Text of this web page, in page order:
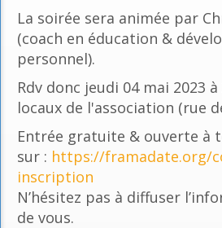
La soirée sera animée par
(coach en éducation &
personnel).
Rdv donc jeudi 04 mai 2023
locaux de l'association (rue
Entrée gratuite & ouverte à
sur : https://framadate.org/
inscription
N’hésitez pas à diffuser
de vous.